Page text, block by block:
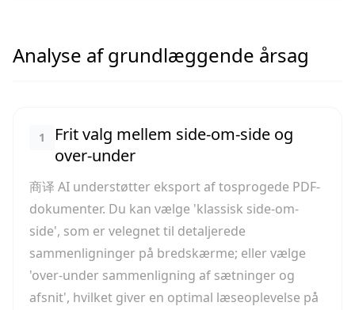
Analyse af grundlæggende årsag
1
Frit valg mellem side-om-side og
over-under
商译 AI understøtter eksport af tosprogede PDF-
dokumenter. Du kan vælge 'klassisk side-om-
side', som er velegnet til detaljerede
sammenligninger på bredskærme; eller vælge
'over-under sammenligning af sætninger og
afsnit', hvilket giver en optimal læseoplevelse på